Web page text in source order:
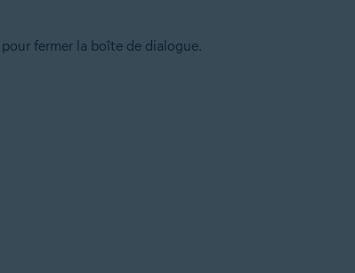
pour fermer la boîte de dialogue.